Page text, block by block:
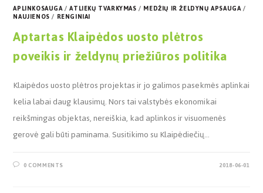
APLINKOSAUGA/ATLIEKŲ TVARKYMAS/ MEDŽIŲ IR ŽELDYNŲ APSAUGA/
NAUJIENOS/ RENGINIAI
Aptartas Klaipėdos uosto plėtros
poveikis ir želdynų priežiūros politika
Klaipėdos uosto plėtros projektas ir jo galimos pasekmės aplinkai
kelia labai daug klausimų. Nors tai valstybės ekonomikai
reikšmingas objektas, nereiškia, kad aplinkos ir visuomenės
gerovė gali būti paminama. Susitikimo su Klaipėdiečių…
0 COMMENTS 2018-06-01